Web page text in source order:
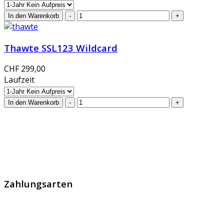
Thawte SSL123 Wildcard
CHF 299,00
Laufzeit
Zahlungsarten